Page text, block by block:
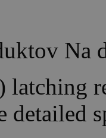
Na
latching
detailed